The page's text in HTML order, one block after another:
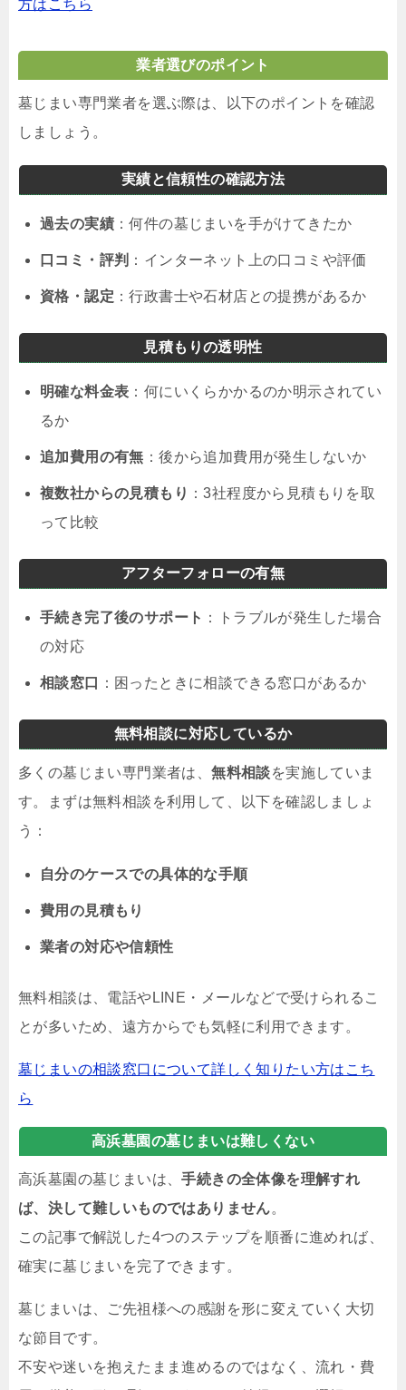
方はこちら
業者選びのポイント
墓じまい専門業者を選ぶ際は、以下のポイントを確認
しましょう。
実績と信頼性の確認方法
過去の実績 ：何件の墓じまいを手がけてきたか
口コミ・評判 ：インターネット上の口コミや評価
資格・認定 ：行政書士や石材店との提携があるか
見積もりの透明性
明確な料金表 ：何にいくらかかるのか明示されてい
るか
追加費用の有無 ：後から追加費用が発生しないか
複数社からの見積もり ：3社程度から見積もりを取
って比較
アフターフォローの有無
手続き完了後のサポート ：トラブルが発生した場合
の対応
相談窓口 ：困ったときに相談できる窓口があるか
無料相談に対応しているか
多くの墓じまい専門業者は、無料相談を実施していま
す。まずは無料相談を利用して、以下を確認しましょ
う：
自分のケースでの具体的な手順
費用の見積もり
業者の対応や信頼性
無料相談は、電話やLINE・メールなどで受けられるこ
とが多いため、遠方からでも気軽に利用できます。
墓じまいの相談窓口について詳しく知りたい方はこち
ら
高浜墓園の墓じまいは難しくない
高浜墓園の墓じまいは、手続きの全体像を理解すれ
ば、決して難しいものではありません。
この記事で解説した4つのステップを順番に進めれば、
確実に墓じまいを完了できます。
墓じまいは、ご先祖様への感謝を形に変えていく大切
な節目です。
不安や迷いを抱えたまま進めるのではなく、流れ・費